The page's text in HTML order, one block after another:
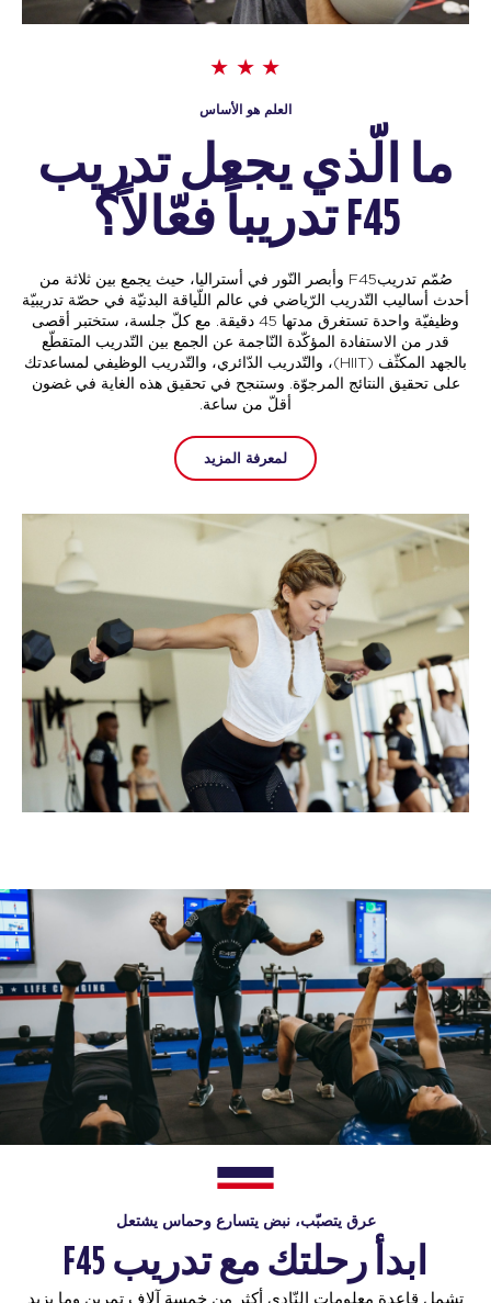
العلم هو الأساس
ما الّذي يجعل تدريب
F45 تدريباً فعّالاً؟
صُمّم تدريبF45 وأبصر النّور في أستراليا، حيث يجمع بين ثلاثة من
أحدث أساليب التّدريب الرّياضي في عالم اللّياقة البدنيّة في حصّة تدريبيّة
وظيفيّة واحدة تستغرق مدتها 45 دقيقة. مع كلّ جلسة، ستختبر أقصى
قدر من الاستفادة المؤكّدة النّاجمة عن الجمع بين التّدريب المتقطّع
بالجهد المكثّف (HIIT)، والتّدريب الدّائري، والتّدريب الوظيفي لمساعدتك
على تحقيق النتائج المرجوّة. وستنجح في تحقيق هذه الغاية في غضون
أقلّ من ساعة.
لمعرفة المزيد
عرق يتصبّب، نبض يتسارع وحماس يشتعل
ابدأ رحلتك مع تدريب F45
تشمل قاعدة معلومات النّادي أكثر من خمسة آلاف تمرين وما يزيد